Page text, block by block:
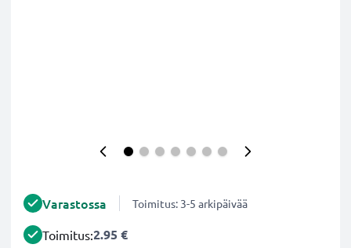
Varastossa Toimitus: 3-5 arkipäivää
Toimitus:2.95 €